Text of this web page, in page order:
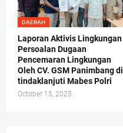
DAERAH
Laporan Aktivis Lingkungan
Persoalan Dugaan
Pencemaran Lingkungan
Oleh CV. GSM Panimbang di
tindaklanjuti Mabes Polri
October 15, 2025